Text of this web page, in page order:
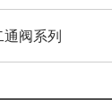
通阀系列